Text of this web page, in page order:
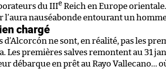
du IIIe Reich en Europe
l’aura nauséabonde entourant un
chargé
d’Alcorcón ne sont, en réalité, pas les
Les premières salves remontent au 31
débarque en prêt au Rayo Vallecano…